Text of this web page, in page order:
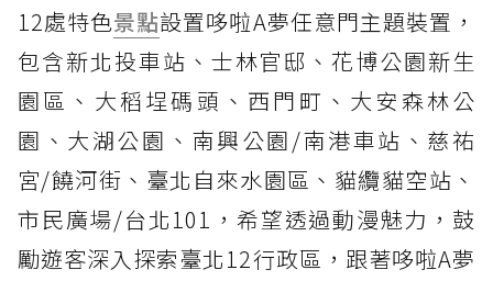
12處特色景點設置哆啦A夢任意門主題裝置，
包含新北投車站、士林官邸、花博公園新生
園區、大稻埕碼頭、西門町、大安森林公
園、大湖公園、南興公園/南港車站、慈祐
宮/饒河街、臺北自來水園區、貓纜貓空站、
市民廣場/台北101，希望透過動漫魅力，鼓
勵遊客深入探索臺北12行政區，跟著哆啦A夢